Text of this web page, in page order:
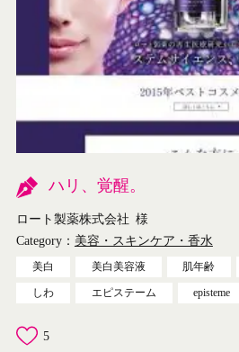
ハリ、覚醒。
ロート製薬株式会社 様
Category： 美容・スキンケア・香水
美白 美白美容液 肌年齢
しわ エピステーム episteme
5